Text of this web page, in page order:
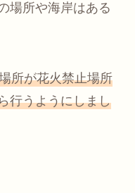
場所や海岸はある
所が花火禁止場所
行うようにしまし